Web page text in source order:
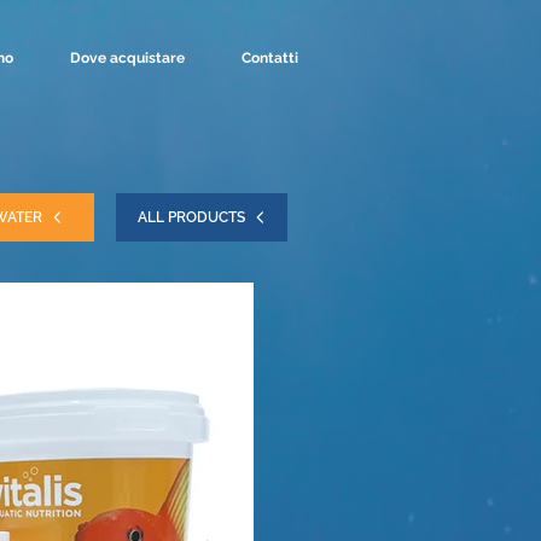
Dove acquistare Contatti
ALL PRODUCTS